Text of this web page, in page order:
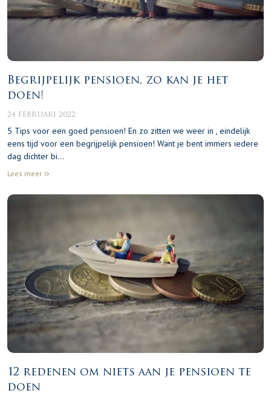
Begrijpelijk pensioen, zo kan je het
doen!
24 FEBRUARI 2022
5 Tips voor een goed pensioen! En zo zitten we weer in , eindelijk
eens tijd voor een begrijpelijk pensioen! Want je bent immers iedere
dag dichter bi…
Lees meer
12 redenen om niets aan je pensioen te
doen